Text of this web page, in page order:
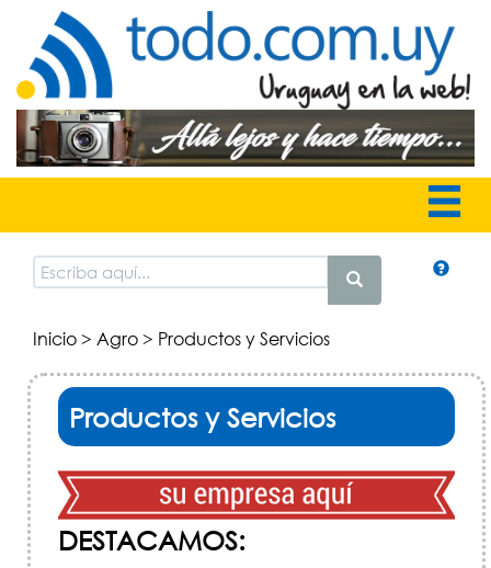
Inicio> Agro> Productos y Servicios
Productos y Servicios
DESTACAMOS: